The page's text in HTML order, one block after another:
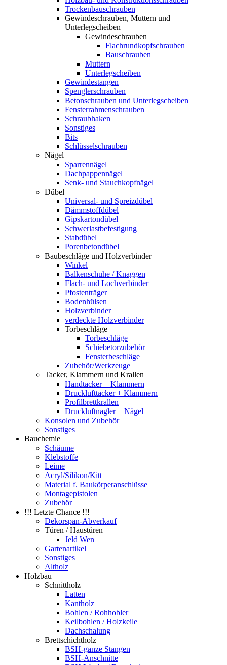
Trockenbauschrauben
Gewindeschrauben, Muttern und
Unterlegscheiben
Gewindeschrauben
Flachrundkopfschrauben
Bauschrauben
Muttern
Unterlegscheiben
Gewindestangen
Spenglerschrauben
Betonschrauben und Unterlegscheiben
Fensterrahmenschrauben
Schraubhaken
Sonstiges
Bits
Schlüsselschrauben
Nägel
Sparrennägel
Dachpappennägel
Senk- und Stauchkopfnägel
Dübel
Universal- und Spreizdübel
Dämmstoffdübel
Gipskartondübel
Schwerlastbefestigung
Stabdübel
Porenbetondübel
Baubeschläge und Holzverbinder
Winkel
Balkenschuhe / Knaggen
Flach- und Lochverbinder
Pfostenträger
Bodenhülsen
Holzverbinder
verdeckte Holzverbinder
Torbeschläge
Torbeschläge
Schiebetorzubehör
Fensterbeschläge
Zubehör/Werkzeuge
Tacker, Klammern und Krallen
Handtacker + Klammern
Drucklufttacker + Klammern
Profilbrettkrallen
Druckluftnagler + Nägel
Konsolen und Zubehör
Sonstiges
Bauchemie
Schäume
Klebstoffe
Leime
Acryl/Silikon/Kitt
Material f. Baukörperanschlüsse
Montagepistolen
Zubehör
!!! Letzte Chance !!!
Dekorspan-Abverkauf
Türen / Haustüren
Jeld Wen
Gartenartikel
Sonstiges
Altholz
Holzbau
Schnittholz
Latten
Kantholz
Bohlen / Rohhobler
Keilbohlen / Holzkeile
Dachschalung
Brettschichtholz
BSH-ganze Stangen
BSH-Anschnitte